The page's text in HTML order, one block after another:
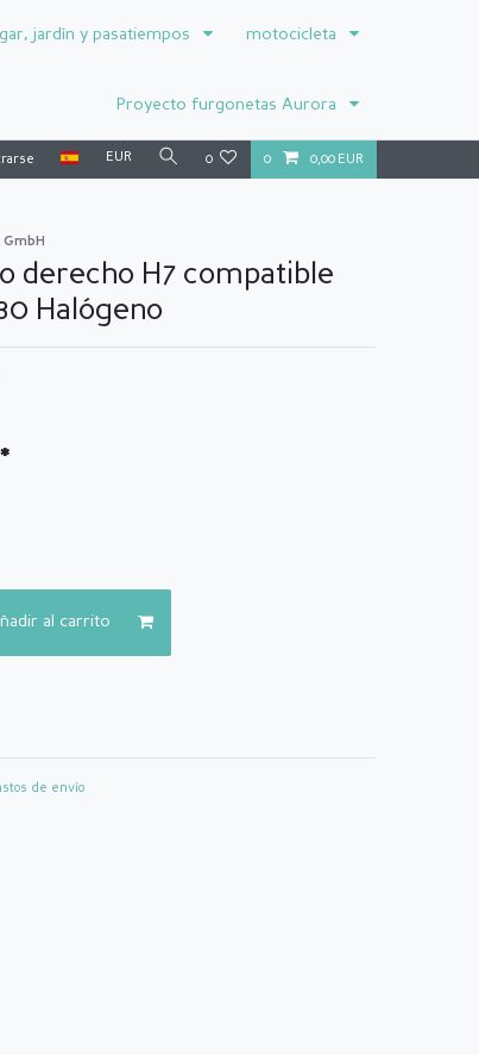
jardín y pasatiempos motocicleta
Proyecto furgonetas Aurora
EUR 0 0 0,00 EUR
GmbH
derecho H7 compatible
Halógeno
*
al carrito
de envío